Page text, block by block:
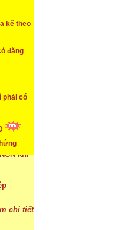
kế theo
đăng
phải có
chi tiết
chứng
chi tiết
khi